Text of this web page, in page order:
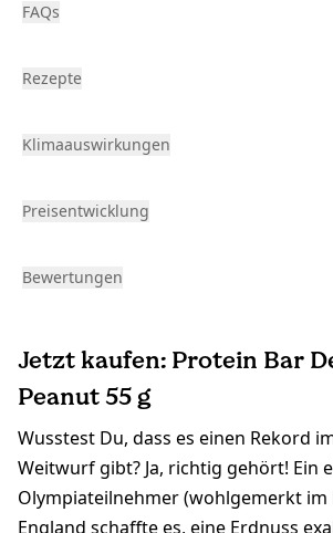
FAQs
Rezepte
Klimaauswirkungen
Preisentwicklung
Bewertungen
Jetzt kaufen: Protein Bar
Peanut 55 g
Wusstest Du, dass es einen Rekord
Weitwurf gibt? Ja, richtig gehört! Ein
Olympiateilnehmer (wohlgemerkt im
England schaffte es, eine Erdnuss